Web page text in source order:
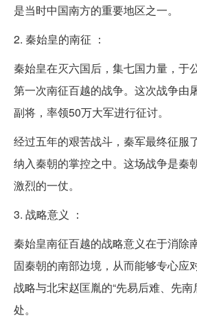
是当时中国南方的重要地区之一。
2. 秦始皇的南征 ：
秦始皇在灭六国后，集七国力量，于
第一次南征百越的战争。这次战争由
副将，率领50万大军进行征讨。
经过五年的艰苦战斗，秦军最终征服
纳入秦朝的掌控之中。这场战争是秦
激烈的一仗。
3. 战略意义 ：
秦始皇南征百越的战略意义在于消除
固秦朝的南部边境，从而能够专心应
战略与北宋赵匡胤的“先易后难、先南
处。